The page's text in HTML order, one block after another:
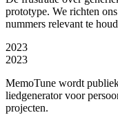
prototype. We richten
nummers relevant te
2023
2023
MemoTune wordt
liedgenerator voor
projecten.